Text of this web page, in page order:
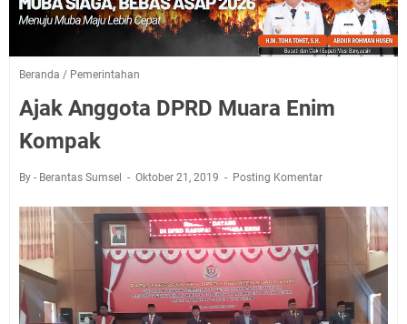
Beranda / Pemerintahan
Ajak Anggota DPRD Muara Enim
Kompak
By - Berantas Sumsel Oktober 21, 2019 Posting Komentar